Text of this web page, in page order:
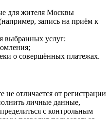
для жителя Москвы
запись на приём к
выбранных услуг;
о совершённых платежах.
отличается от регистрации
личные данные,
с контрольным